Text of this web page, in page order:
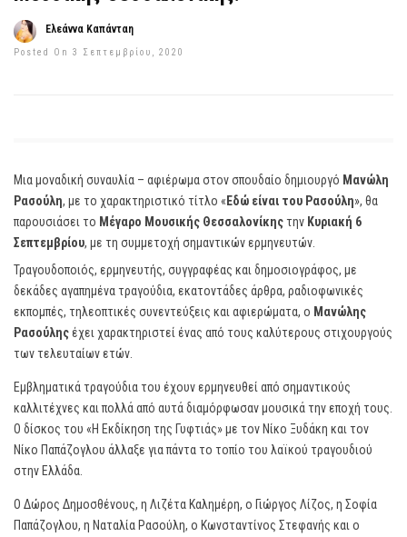
Ελεάννα Καπάνταη
Posted On 3 Σεπτεμβρίου, 2020
Μια μοναδική συναυλία – αφιέρωμα στον σπουδαίο δημιουργό Μανώλη
Ρασούλη, με το χαρακτηριστικό τίτλο « Εδώ είναι του Ρασούλη», θα
παρουσιάσει το Μέγαρο Μουσικής Θεσσαλονίκηςτην Κυριακή 6
Σεπτεμβρίου, με τη συμμετοχή σημαντικών ερμηνευτών.
Τραγουδοποιός, ερμηνευτής, συγγραφέας και δημοσιογράφος, με
δεκάδες αγαπημένα τραγούδια, εκατοντάδες άρθρα, ραδιοφωνικές
εκπομπές, τηλεοπτικές συνεντεύξεις και αφιερώματα, ο Μανώλης
Ρασούληςέχει χαρακτηριστεί ένας από τους καλύτερους στιχουργούς
των τελευταίων ετών.
Εμβληματικά τραγούδια του έχουν ερμηνευθεί από σημαντικούς
καλλιτέχνες και πολλά από αυτά διαμόρφωσαν μουσικά την εποχή τους.
Ο δίσκος του «Η Εκδίκηση της Γυφτιάς» με τον Νίκο Ξυδάκη και τον
Νίκο Παπάζογλου άλλαξε για πάντα το τοπίο του λαϊκού τραγουδιού
στην Ελλάδα.
Ο Δώρος Δημοσθένους, η Λιζέτα Καλημέρη, ο Γιώργος Λίζος, η Σοφία
Παπάζογλου, η Ναταλία Ρασούλη, ο Κωνσταντίνος Στεφανής και ο